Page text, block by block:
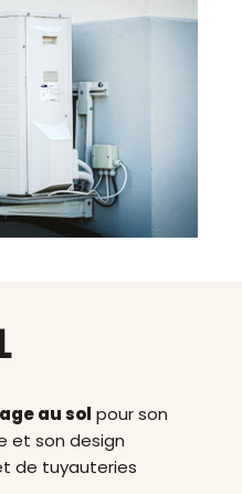
au sol pour son
et son design
de tuyauteries